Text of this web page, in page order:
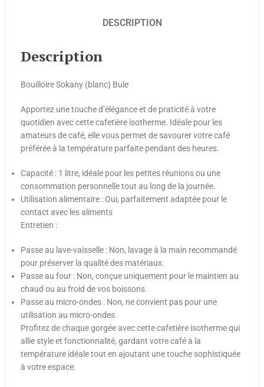
DESCRIPTION
Description
Bouilloire Sokany (blanc) Bule
Apportez une touche d’élégance et de praticité à votre
quotidien avec cette cafetière isotherme. Idéale pour les
amateurs de café, elle vous permet de savourer votre café
préférée à la température parfaite pendant des heures.
Capacité : 1 litre, idéale pour les petites réunions ou une
consommation personnelle tout au long de la journée.
Utilisation alimentaire : Oui, parfaitement adaptée pour le
contact avec les aliments
Entretien :
Passe au lave-vaisselle : Non, lavage à la main recommandé
pour préserver la qualité des matériaux.
Passe au four : Non, conçue uniquement pour le maintien au
chaud ou au froid de vos boissons.
Passe au micro-ondes : Non, ne convient pas pour une
utilisation au micro-ondes.
Profitez de chaque gorgée avec cette cafetière isotherme qui
allie style et fonctionnalité, gardant votre café à la
température idéale tout en ajoutant une touche sophistiquée
à votre espace.